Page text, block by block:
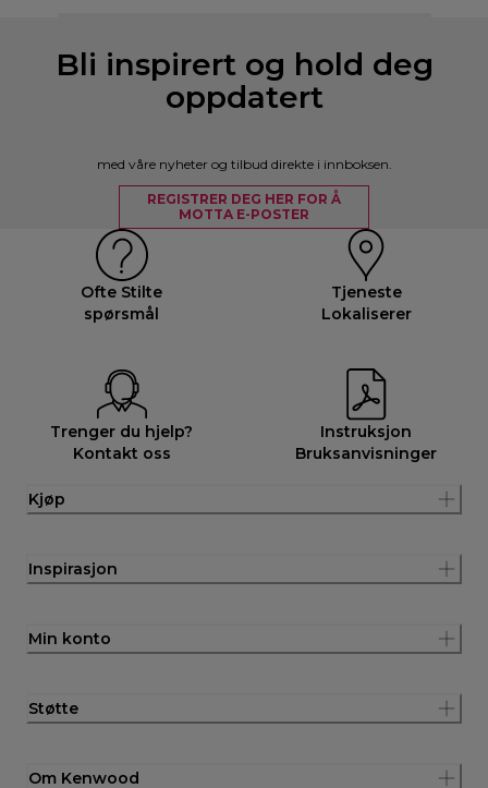
Bli inspirert og hold deg
oppdatert
med våre nyheter og tilbud direkte i innboksen.
REGISTRER DEG HER FOR Å
MOTTA E-POSTER
Ofte Stilte
spørsmål
Tjeneste
Lokaliserer
Trenger du hjelp?
Kontakt oss
Instruksjon
Bruksanvisninger
Kjøp
Inspirasjon
Min konto
Støtte
Om Kenwood